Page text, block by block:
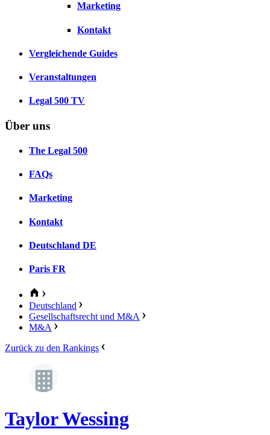
Marketing
Kontakt
Vergleichende Guides
Veranstaltungen
Legal 500 TV
Über uns
The Legal 500
FAQs
Marketing
Kontakt
Deutschland DE
Paris FR
Deutschland
Gesellschaftsrecht und M&A
M&A
Zurück zu den Rankings
Taylor Wessing